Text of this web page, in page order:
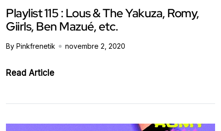
Playlist 115 : Lous & The Yakuza, Romy,
Giirls, Ben Mazué, etc.
By Pinkfrenetik novembre 2, 2020
Read Article